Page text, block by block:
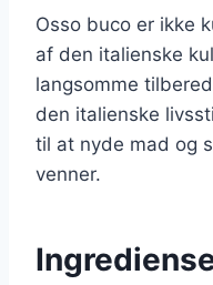
Osso buco er ikke
af den italienske
langsomme
den italienske
til at nyde mad og
venner.